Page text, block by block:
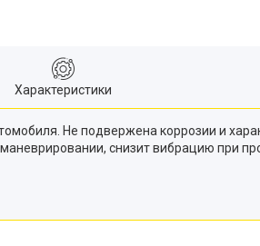
Характеристики
Не подвержена коррозии и
снизит вибрацию при